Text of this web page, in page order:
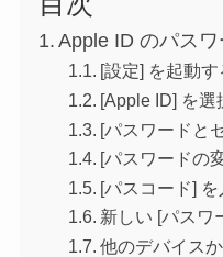
Apple ID のパス
[設定] を起動す
[Apple ID] を選
[パスワードと
[パスワードの
[パスコード] を
新しい [パスワ
他のデバイス